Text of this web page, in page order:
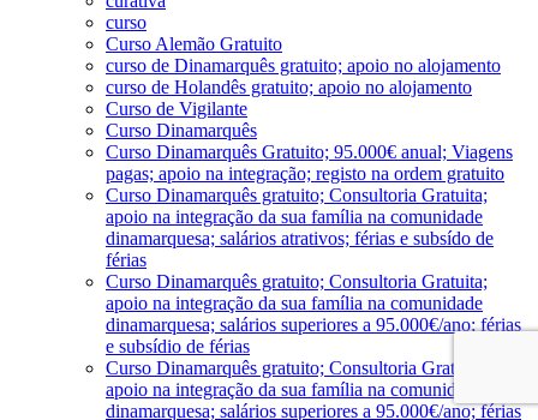
curso
Curso Alemão Gratuito
curso de Dinamarquês gratuito; apoio no alojamento
curso de Holandês gratuito; apoio no alojamento
Curso de Vigilante
Curso Dinamarquês
Curso Dinamarquês Gratuito; 95.000€ anual; Viagens
pagas; apoio na integração; registo na ordem gratuito
Curso Dinamarquês gratuito; Consultoria Gratuita;
apoio na integração da sua família na comunidade
dinamarquesa; salários atrativos; férias e subsído de
férias
Curso Dinamarquês gratuito; Consultoria Gratuita;
apoio na integração da sua família na comunidade
dinamarquesa; salários superiores a 95.000€/ano; férias
e subsídio de férias
Curso Dinamarquês gratuito; Consultoria Gratuita;
apoio na integração da sua família na comunidade
dinamarquesa; salários superiores a 95.000€/ano; férias